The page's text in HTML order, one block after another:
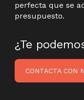
perfecta que se
presupuesto.
¿Te
CONTACTA CON